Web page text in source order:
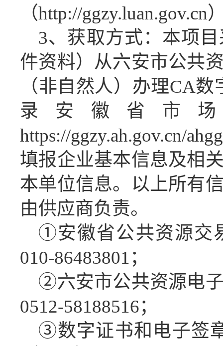
（http://ggzy.luan.gov.cn
3、获取方式： 本项目
件资料）从六安市公共
（非自然人）办理CA数
录安徽省市
https://ggzy.ah.gov.cn/
填报企业基本信息及相
本单位信息。以上所有
由供应商负责。
①安徽省公共资源交
010-86483801；
②六安市公共资源电
0512-58188516；
③数字证书和电子签